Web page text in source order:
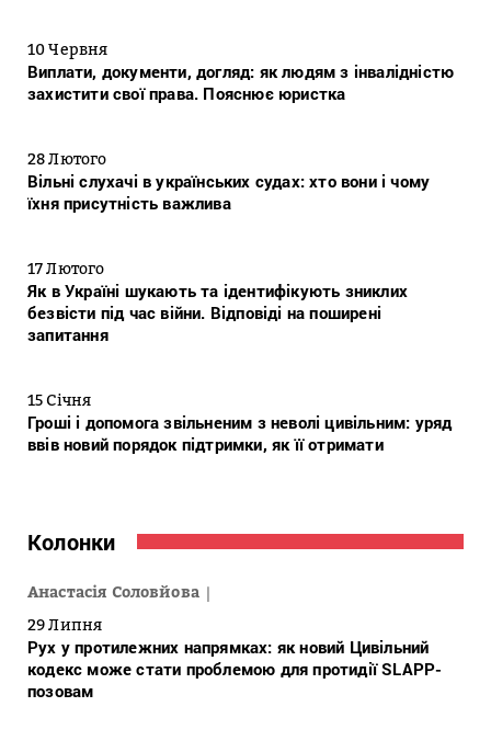
10 Червня
Виплати, документи, догляд: як людям з інвалідністю
захистити свої права. Пояснює юристка
28 Лютого
Вільні слухачі в українських судах: хто вони і чому
їхня присутність важлива
17 Лютого
Як в Україні шукають та ідентифікують зниклих
безвісти під час війни. Відповіді на поширені
запитання
15 Січня
Гроші і допомога звільненим з неволі цивільним: уряд
ввів новий порядок підтримки, як її отримати
Колонки
Анастасія Соловйова
29 Липня
Рух у протилежних напрямках: як новий Цивільний
кодекс може стати проблемою для протидії SLAPP-
позовам